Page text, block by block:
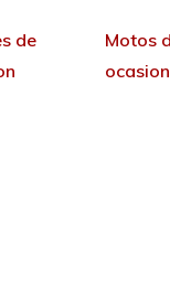
de
Motos
ocasion